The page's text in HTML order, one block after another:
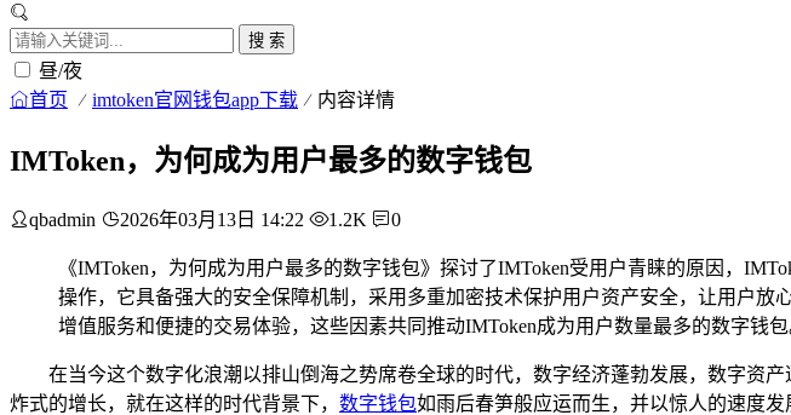
搜 索
昼/夜
首页 imtoken官网钱包app下载 内容详情
IMToken，为何成为用户最多的数字钱包
qbadmin 2026年03月13日 14:22 1.2K 0
《IMToken，为何成为用户最多的数字钱包》探讨了IMToken受用户青睐的原因，
操作，它具备强大的安全保障机制，采用多重加密技术保护用户资产安全，让用户
增值服务和便捷的交易体验，这些因素共同推动IMToken成为用户数量最多的数字钱包
在当今这个数字化浪潮以排山倒海之势席卷全球的时代，数字经济蓬勃发展，数字资
炸式的增长，就在这样的时代背景下， 数字钱包如雨后春笋般应运而生，并以惊人的速度